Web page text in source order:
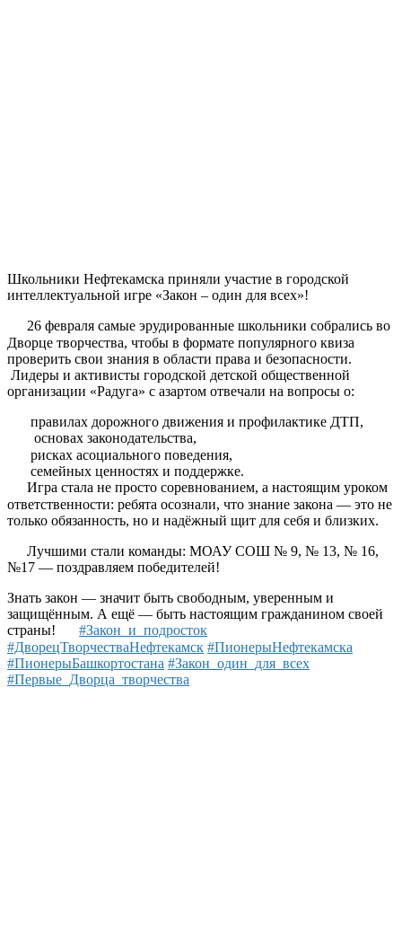
Школьники Нефтекамска приняли участие в городской
интеллектуальной игре «Закон – один для всех»!
26 февраля самые эрудированные школьники собрались во
Дворце творчества, чтобы в формате популярного квиза
проверить свои знания в области права и безопасности.
Лидеры и активисты городской детской общественной
организации «Радуга» с азартом отвечали на вопросы о:
правилах дорожного движения и профилактике ДТП,
основах законодательства,
рисках асоциального поведения,
семейных ценностях и поддержке.
Игра стала не просто соревнованием, а настоящим уроком
ответственности: ребята осознали, что знание закона — это не
только обязанность, но и надёжный щит для себя и близких.
Лучшими стали команды: МОАУ СОШ № 9, № 13, № 16,
№17 — поздравляем победителей!
Знать закон — значит быть свободным, уверенным и
защищённым. А ещё — быть настоящим гражданином своей
страны!
#Закон_и_подросток
#ДворецТворчестваНефтекамск #ПионерыНефтекамска
#ПионерыБашкортостана #Закон_один_для_всех
#Первые_Дворца_творчества